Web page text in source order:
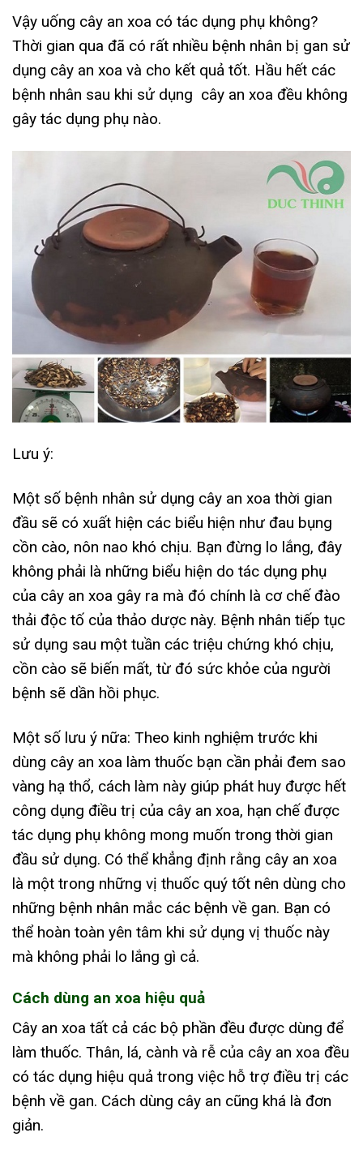
Vậy uống cây an xoa có tác dụng phụ không?
Thời gian qua đã có rất nhiều bệnh nhân bị gan sử
dụng cây an xoa và cho kết quả tốt. Hầu hết các
bệnh nhân sau khi sử dụng cây an xoa đều không
gây tác dụng phụ nào.
Lưu ý:
Một số bệnh nhân sử dụng cây an xoa thời gian
đầu sẽ có xuất hiện các biểu hiện như đau bụng
cồn cào, nôn nao khó chịu. Bạn đừng lo lắng, đây
không phải là những biểu hiện do tác dụng phụ
của cây an xoa gây ra mà đó chính là cơ chế đào
thải độc tố của thảo dược này. Bệnh nhân tiếp tục
sử dụng sau một tuần các triệu chứng khó chịu,
cồn cào sẽ biến mất, từ đó sức khỏe của người
bệnh sẽ dần hồi phục.
Một số lưu ý nữa: Theo kinh nghiệm trước khi
dùng cây an xoa làm thuốc bạn cần phải đem sao
vàng hạ thổ, cách làm này giúp phát huy được hết
công dụng điều trị của cây an xoa, hạn chế được
tác dụng phụ không mong muốn trong thời gian
đầu sử dụng. Có thể khẳng định rằng cây an xoa
là một trong những vị thuốc quý tốt nên dùng cho
những bệnh nhân mắc các bệnh về gan. Bạn có
thể hoàn toàn yên tâm khi sử dụng vị thuốc này
mà không phải lo lắng gì cả.
Cách dùng an xoa hiệu quả
Cây an xoa tất cả các bộ phần đều được dùng để
làm thuốc. Thân, lá, cành và rễ của cây an xoa đều
có tác dụng hiệu quả trong việc hỗ trợ điều trị các
bệnh về gan. Cách dùng cây an cũng khá là đơn
giản.